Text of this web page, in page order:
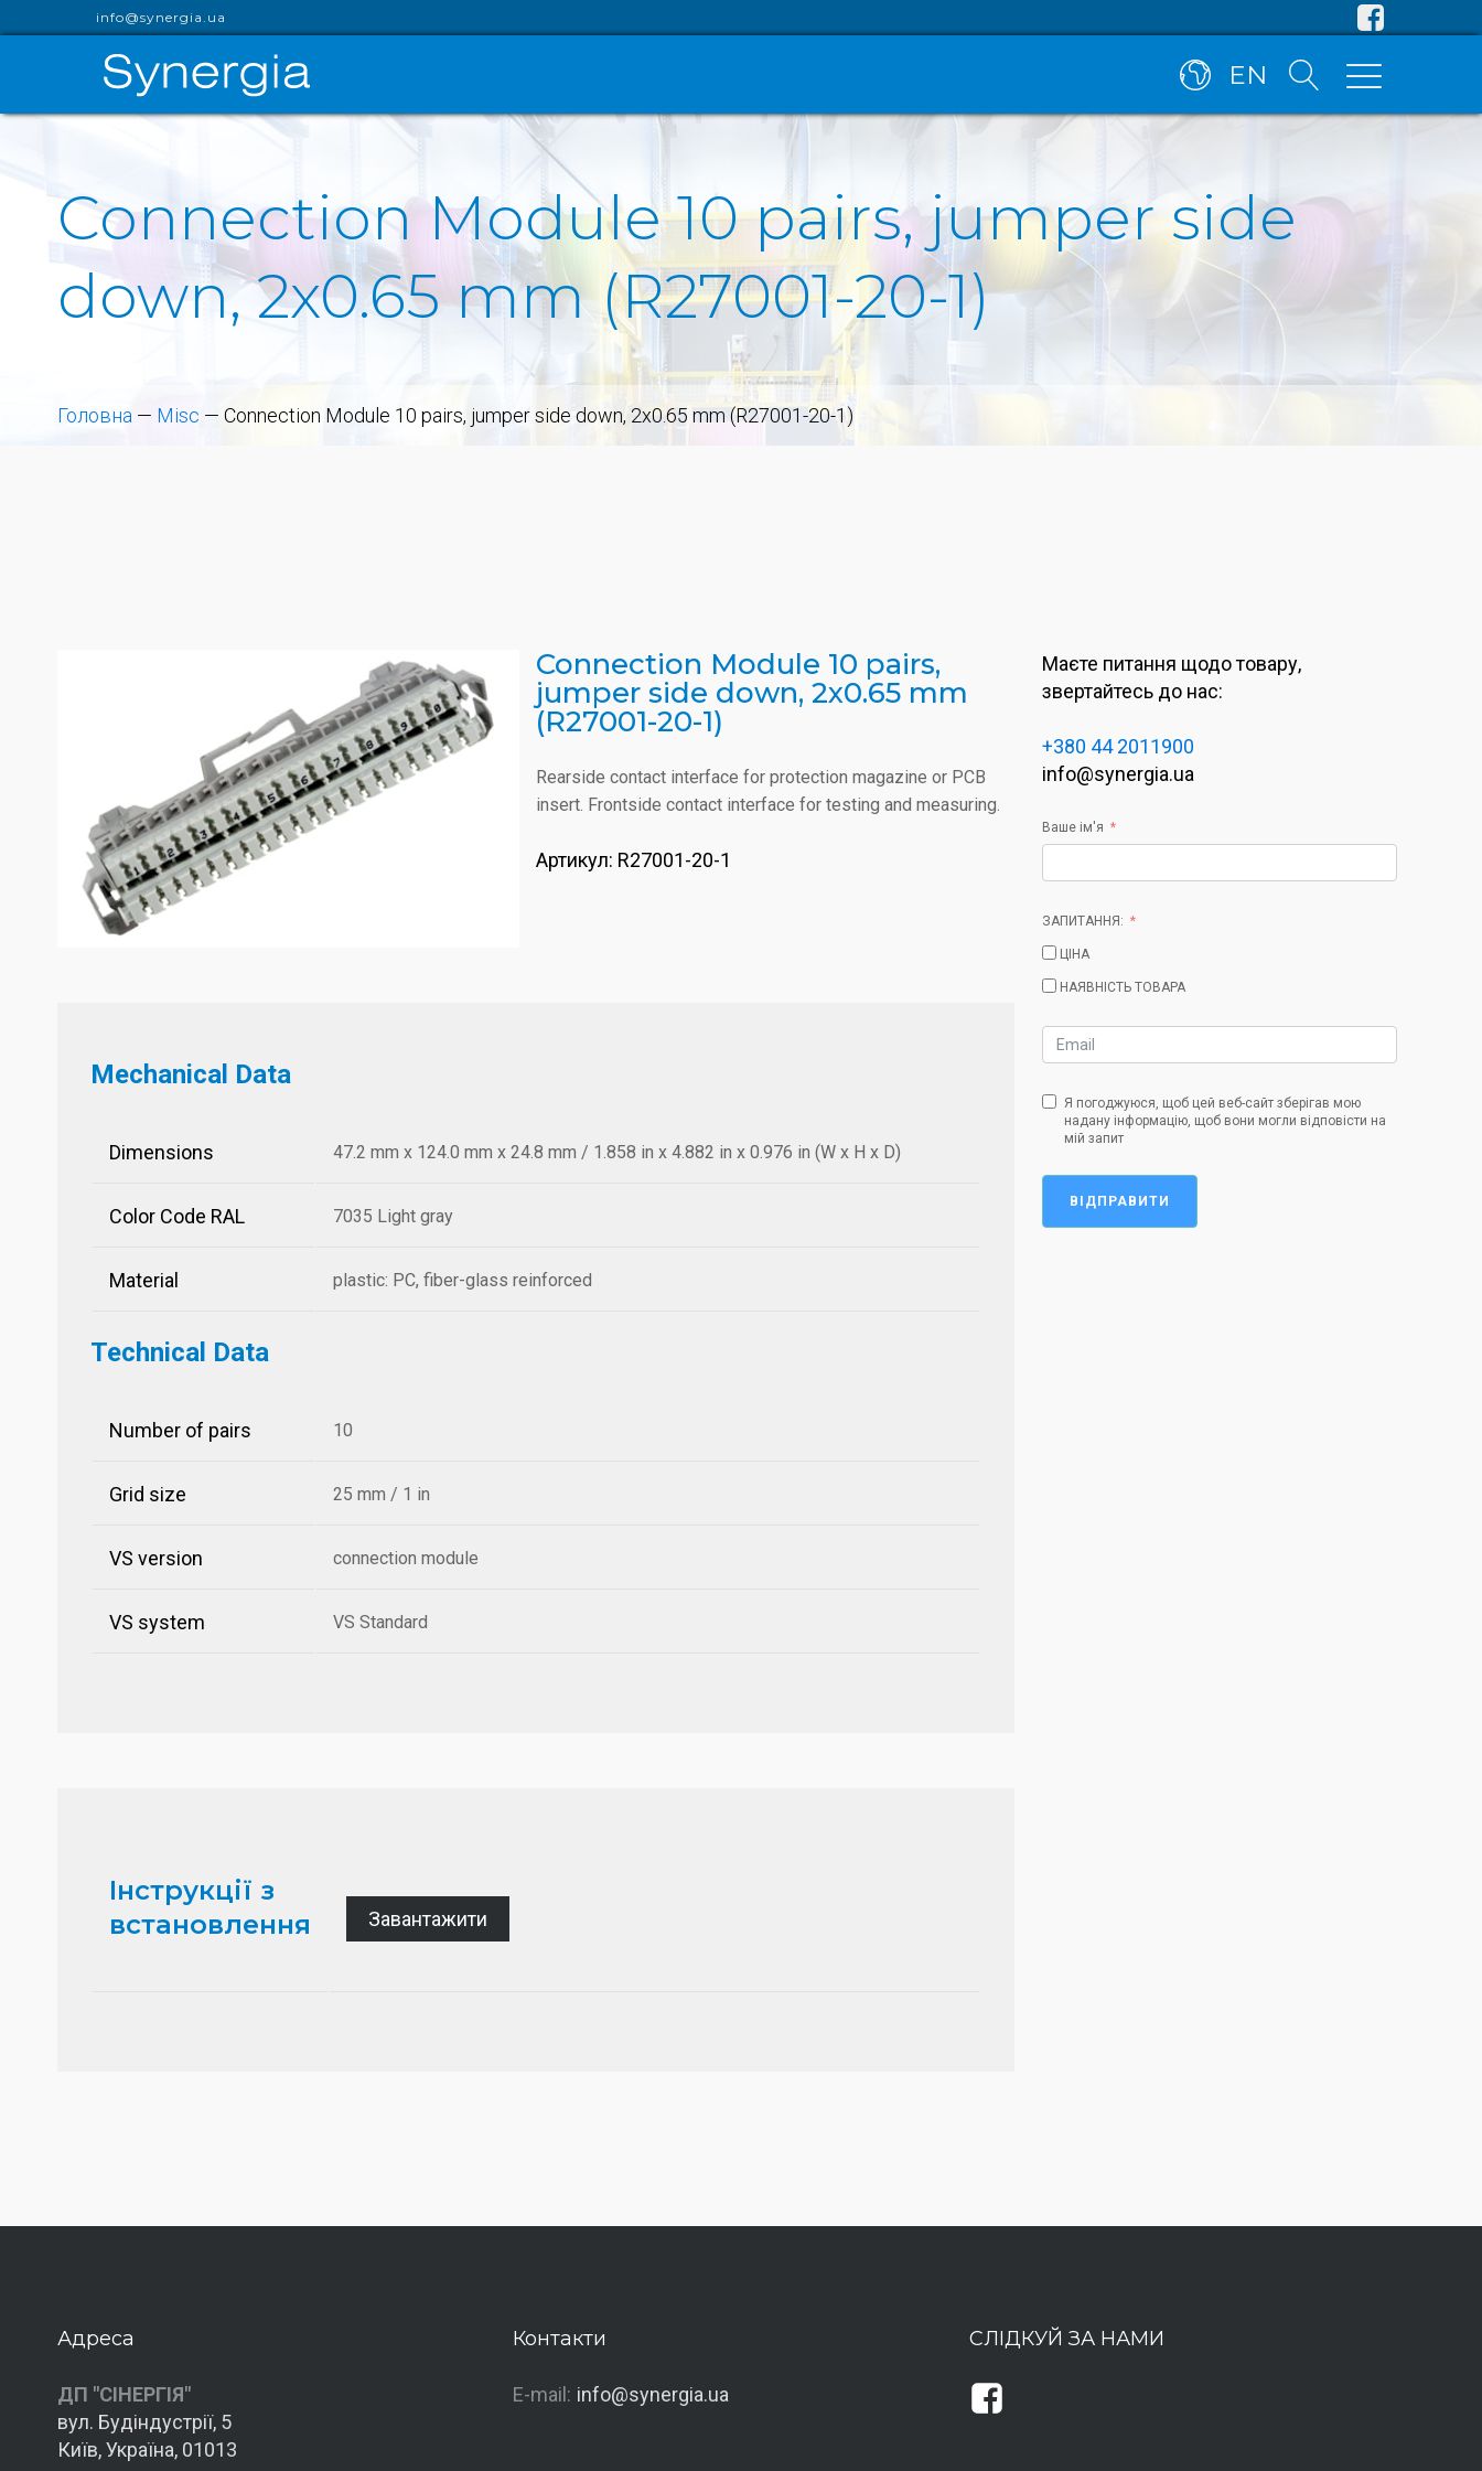
info@synergia.ua
EN
Connection Module 10 pairs, jumper side
down, 2x0.65 mm (R27001-20-1)
Головна — Misc — Connection Module 10 pairs, jumper side down, 2x0.65 mm (R27001-20-1)
Connection Module 10 pairs,
jumper side down, 2x0.65 mm
(R27001-20-1)
Rearside contact interface for protection magazine or PCB
insert. Frontside contact interface for testing and measuring.
Артикул: R27001-20-1
Mechanical Data
Dimensions 47.2 mm x 124.0 mm x 24.8 mm / 1.858 in x 4.882 in x 0.976 in (W x H x D)
Color Code RAL 7035 Light gray
Material plastic: PC, fiber-glass reinforced
Technical Data
Number of pairs 10
Grid size 25 mm / 1 in
VS version connection module
VS system VS Standard
Інструкції з
встановлення
Завантажити
Маєте питання щодо товару,
звертайтесь до нас:
+380 44 2011900
info@synergia.ua
Ваше ім'я
ЗАПИТАННЯ:
ЦІНА
НАЯВНІСТЬ ТОВАРА
Я погоджуюся, щоб цей веб-сайт зберігав мою
надану інформацію, щоб вони могли відповісти на
мій запит
ВІДПРАВИТИ
Адреса
ДП "СІНЕРГІЯ"
вул. Будіндустрії, 5
Київ, Україна, 01013
Контакти
E-mail: info@synergia.ua
СЛІДКУЙ ЗА НАМИ